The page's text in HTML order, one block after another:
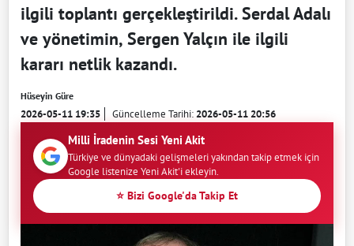
ilgili toplantı gerçekleştirildi. Serdal Adalı
ve yönetimin, Sergen Yalçın ile ilgili
kararı netlik kazandı.
Hüseyin Güre
2026-05-11 19:35 Güncelleme Tarihi:2026-05-11 20:56
Milli İradenin Sesi Yeni Akit
Türkiye ve dünyadaki gelişmeleri yakından takip etmek için
Google listenize Yeni Akit'i ekleyin.
⭐ Bizi Google'da Takip Et